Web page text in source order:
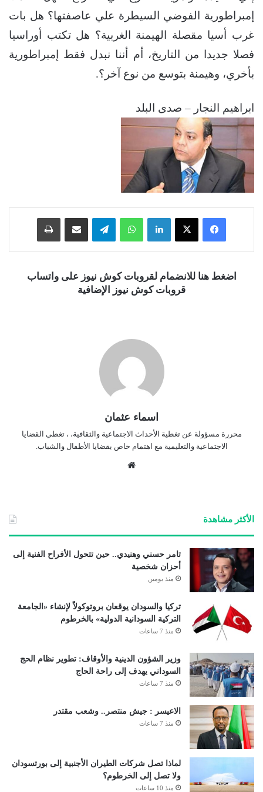
إمبراطورية الفوضي السيطرة علي عاصفتها؟ هل بات
غرب أسيا مقصلة الهيمنة الغربية؟ هل تكتب أوراسيا
فصلا جديدا من التاريخ، أم أننا نبدل فقط إمبراطورية
بأخري، وهيمنة بتوسع من نوع آخر؟.
ابراهيم النجار – صدى البلد
فيسبوك ‫X لينكدإن واتساب تيلقرام
اضغط هنا للانضمام لقروبات كوش نيوز على واتساب
قروبات كوش نيوز الإضافية
اسماء عثمان
محررة مسؤولة عن تغطية الأحداث الاجتماعية والثقافية، ، تغطي القضايا
الاجتماعية والتعليمية مع اهتمام خاص بقضايا الأطفال والشباب.
الأكثر مشاهدة
تامر حسني وهنيدي.. حين تتحول الأفراح الفنية إلى
أحزان شخصية
منذ يومين
تركيا والسودان يوقعان بروتوكولاً لإنشاء «الجامعة
التركية السودانية الدولية» بالخرطوم
منذ 7 ساعات
وزير الشؤون الدينية والأوقاف: تطوير نظام الحج
السوداني يهدف إلى راحة الحاج
منذ 7 ساعات
الاعيسر : جيش منتصر.. وشعب مقتدر
منذ 7 ساعات
لماذا تصل شركات الطيران الأجنبية إلى بورتسودان
ولا تصل إلى الخرطوم؟
منذ 10 ساعات